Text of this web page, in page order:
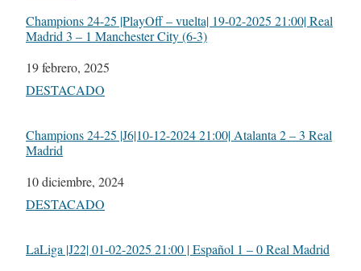
Champions 24-25 |PlayOff – vuelta| 19-02-2025 21:00| Real
Madrid 3 – 1 Manchester City (6-3)
Fecha
19 febrero, 2025
Respecto a
DESTACADO
Champions 24-25 |J6|10-12-2024 21:00| Atalanta 2 – 3 Real
Madrid
Fecha
10 diciembre, 2024
Respecto a
DESTACADO
LaLiga |J22| 01-02-2025 21:00 | Español 1 – 0 Real Madrid